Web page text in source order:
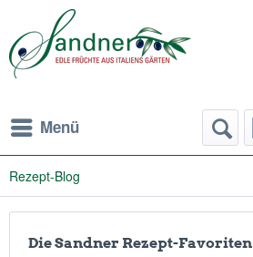
Menü
Rezept-Blog
Die Sandner Rezept-Favoriten